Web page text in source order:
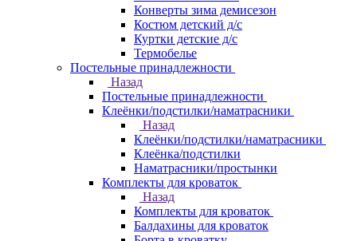
Конверты зима демисезон
Костюм детский д/с
Куртки детские д/с
Термобелье
Постельные принадлежности
Назад
Постельные принадлежности
Клеёнки/подстилки/наматрасники
Назад
Клеёнки/подстилки/наматрасники
Клеёнка/подстилки
Наматрасники/простынки
Комплекты для кроваток
Назад
Комплекты для кроваток
Балдахины для кроваток